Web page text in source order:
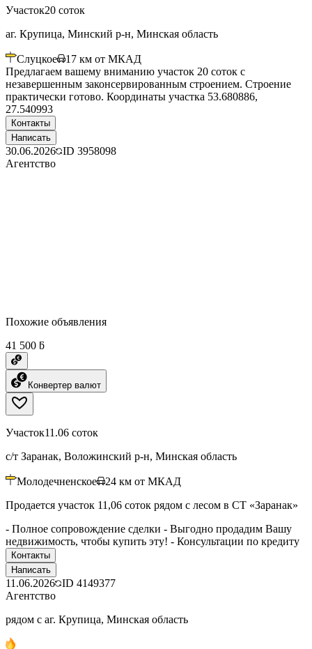
Участок20 соток
аг. Крупица, Минский р-н, Минская область
Слуцкое 17 км от МКАД
Предлагаем вашему вниманию участок 20 соток с
незавершенным законсервированным строением. Строение
практически готово. Координаты участка 53.680886,
27.540993
Контакты
Написать
30.06.2026 ID 3958098
Агентство
Похожие объявления
41 500 ƃ
Конвертер валют
Участок11.06 соток
с/т Заранак, Воложинский р-н, Минская область
Молодечненское 24 км от МКАД
Продается участок 11,06 соток рядом с лесом в СТ «Заранак»
- Полное сопровождение сделки - Выгодно продадим Вашу
недвижимость, чтобы купить эту! - Консультации по кредиту
Контакты
Написать
11.06.2026 ID 4149377
Агентство
рядом с аг. Крупица, Минская область